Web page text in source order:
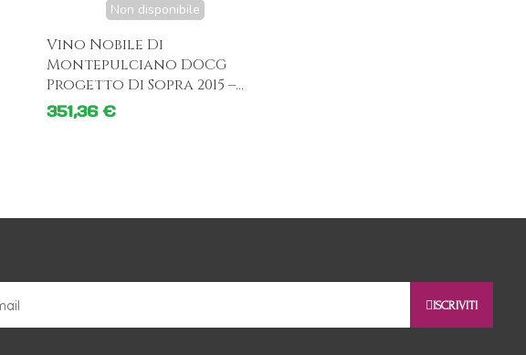
Non disponibile
Vino Nobile Di
Montepulciano DOCG
Progetto Di Sopra 2015 –...
351,36 €
ISCRIVITI